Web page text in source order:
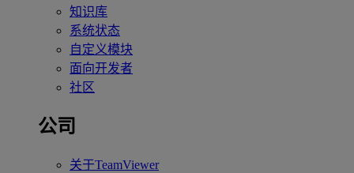
知识库
系统状态
自定义模块
面向开发者
社区
公司
关于TeamViewer